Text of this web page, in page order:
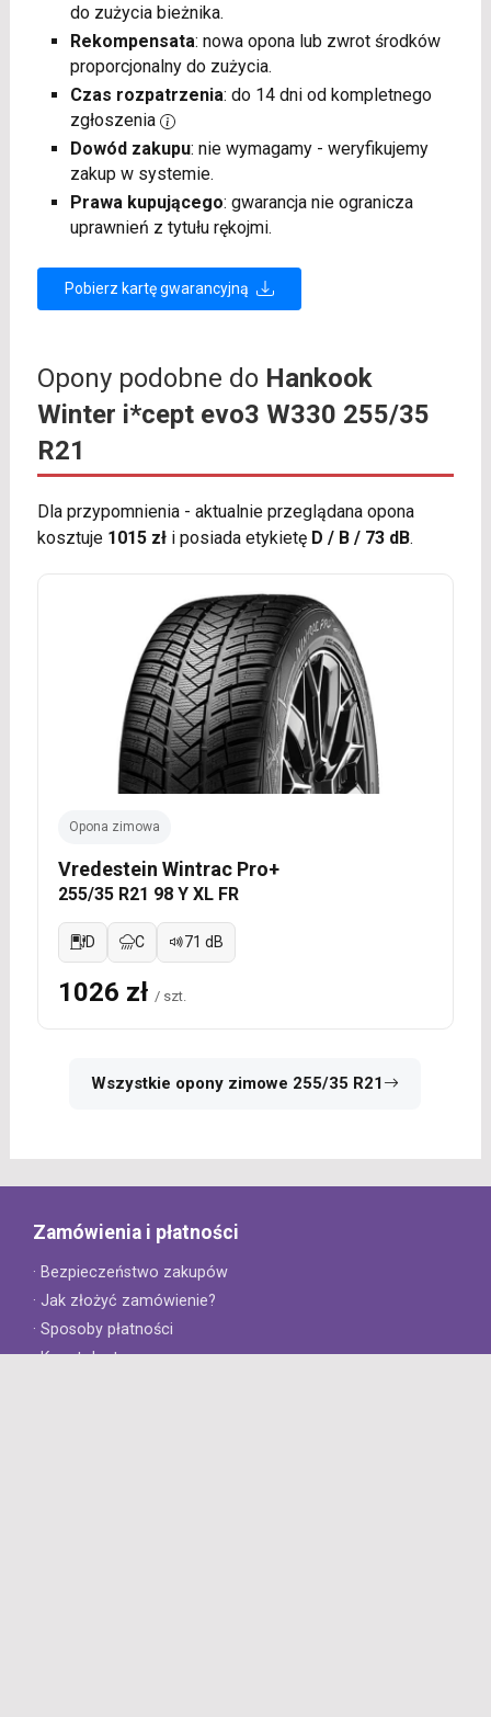
do zużycia bieżnika.
Rekompensata: nowa opona lub zwrot środków
proporcjonalny do zużycia.
Czas rozpatrzenia: do 14 dni od kompletnego
zgłoszenia
Dowód zakupu: nie wymagamy - weryfikujemy
zakup w systemie.
Prawa kupującego: gwarancja nie ogranicza
uprawnień z tytułu rękojmi.
Pobierz kartę gwarancyjną
Opony podobne do Hankook
Winter i*cept evo3 W330 255/35
R21
Dla przypomnienia - aktualnie przeglądana opona
kosztuje 1015 złi posiada etykietę D / B / 73 dB.
Opona zimowa
Vredestein Wintrac Pro+
255/35 R21 98 Y XL FR
D C 71 dB
1026 zł / szt.
Wszystkie opony zimowe 255/35 R21
Zamówienia i płatności
· Bezpieczeństwo zakupów
· Jak złożyć zamówienie?
· Sposoby płatności
· Koszt dostawy